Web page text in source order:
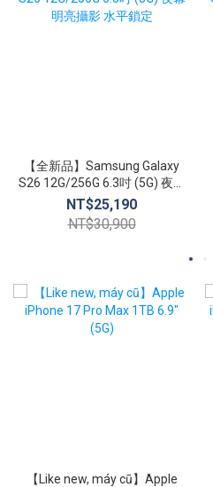
【全新品】Samsung Galaxy
S26 12G/256G 6.3吋 (5G) 夜幕
明亮攝影 水平鎖定
NT$25,190
NT$30,900
【Like new, máy cũ】Apple